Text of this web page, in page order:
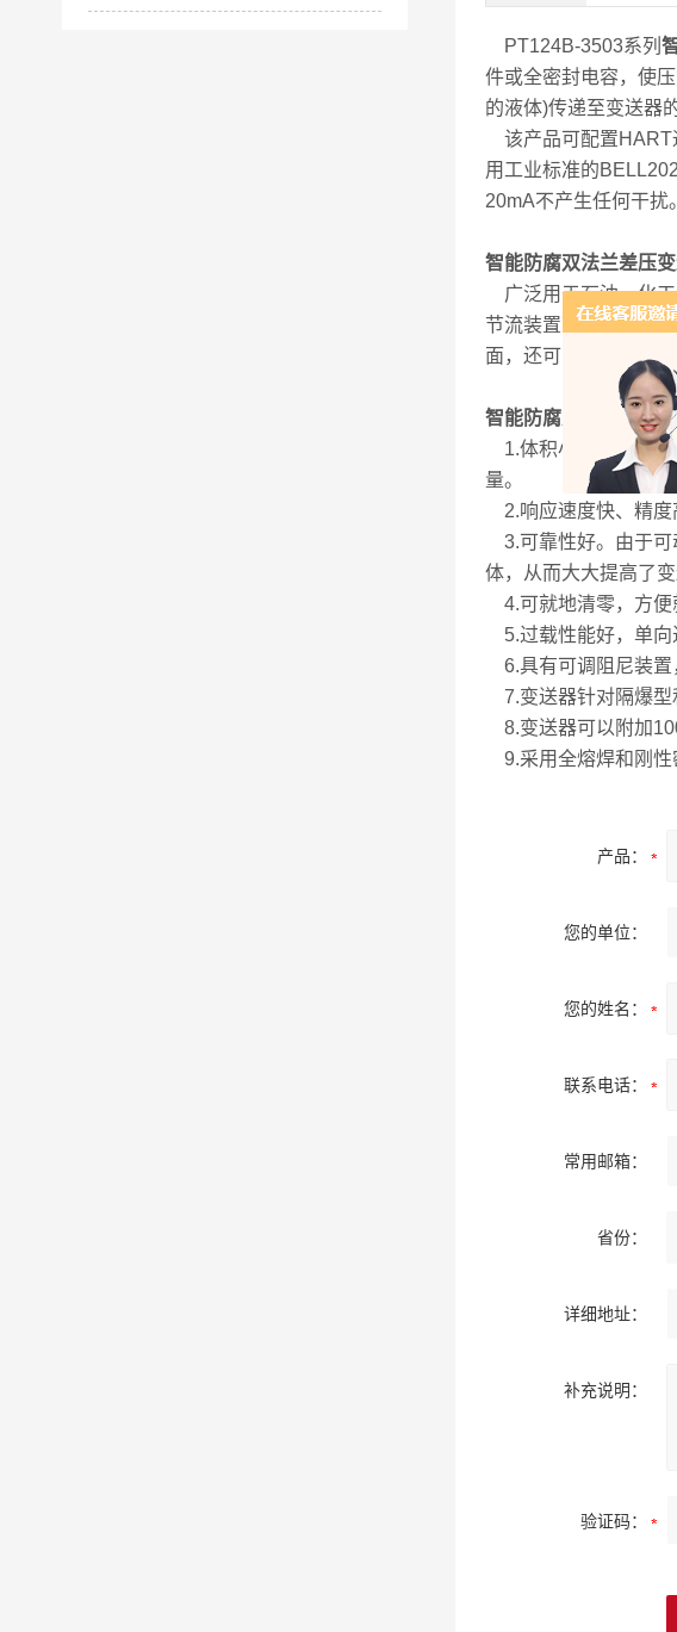
PT124B-3503系列
件或全密封电容，使
的液体)传递至变送器
该产品可配置HART
用工业标准的
20mA不产生任何干扰。
智能防腐双法兰差压
广泛用于石油、化工
节流装置可检测液体
面，还可以检测开口
智能防腐 双法兰差压变
1.体积小、重量轻。
量。
2.响应速度快、精度
3.可靠性好。由于可
体，从而大大提高了变
4.可就地清零，方便
5.过载性能好，单向
6.具有可调阻尼装置
7.变送器针对隔爆型
8.变送器可以附加
9.采用全熔焊和刚性
产品：
您的单位：
您的姓名：
联系电话：
常用邮箱：
省份：
详细地址：
补充说明：
验证码：